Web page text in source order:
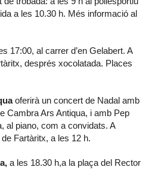
a les 10.30 h. Més informació al
17:00, al carrer d’en Gelabert. A
després xocolatada. Places
oferirà un concert de Nadal amb
Cambra Ars Antiqua, i amb Pep
al piano, com a convidats. A
de Fartàritx, a les 12 h.
a les 18.30 h,a la plaça del Rector